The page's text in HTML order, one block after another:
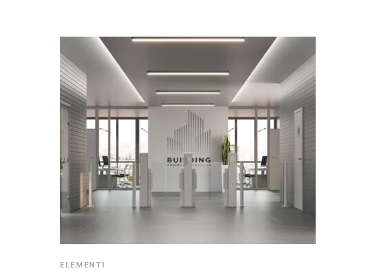
ELEMENTI